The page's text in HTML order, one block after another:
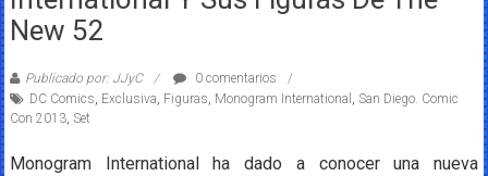
New 52
Publicado por: JJyC
0 comentarios
DC Comics, Exclusiva, Figuras, Monogram International , San Diego. Comic
Con 2013, Set
Monogram International ha dado a conocer una nueva